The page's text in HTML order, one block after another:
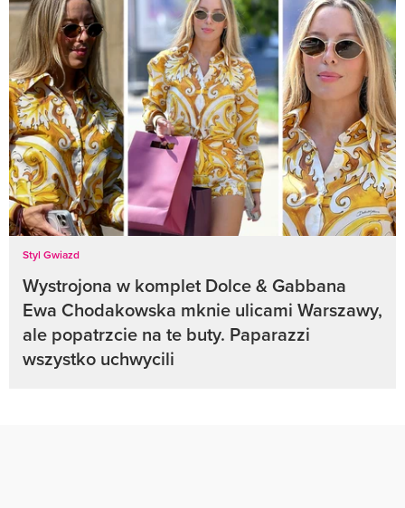
Styl Gwiazd
Wystrojona w komplet Dolce & Gabbana
Ewa Chodakowska mknie ulicami Warszawy,
ale popatrzcie na te buty. Paparazzi
wszystko uchwycili